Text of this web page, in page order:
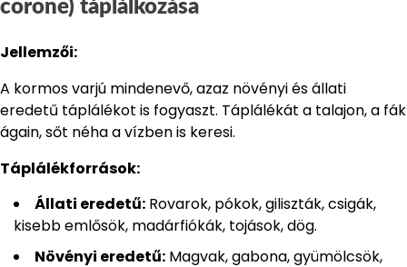
corone) táplálkozása
Jellemzői:
A kormos varjú mindenevő, azaz növényi és állati
eredetű táplálékot is fogyaszt. Táplálékát a talajon, a fák
ágain, sőt néha a vízben is keresi.
Táplálékforrások:
Állati eredetű: Rovarok, pókok, giliszták, csigák,
kisebb emlősök, madárfiókák, tojások, dög.
Növényi eredetű: Magvak, gabona, gyümölcsök,